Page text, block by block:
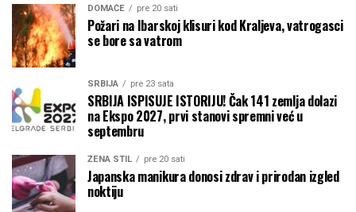
DOMAĆE pre 20 sati
Požari na Ibarskoj klisuri kod Kraljeva, vatrogasci
se bore sa vatrom
SRBIJA pre 23 sata
SRBIJA ISPISUJE ISTORIJU! Čak 141 zemlja dolazi
na Ekspo 2027, prvi stanovi spremni već u
septembru
ŽENA STIL pre 20 sati
Japanska manikura donosi zdrav i prirodan izgled
noktiju